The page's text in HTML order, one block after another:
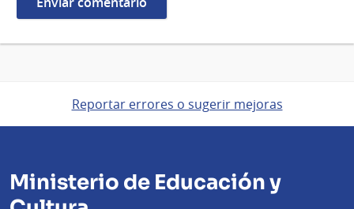
Reportar errores o sugerir mejoras
Ministerio de Educación y